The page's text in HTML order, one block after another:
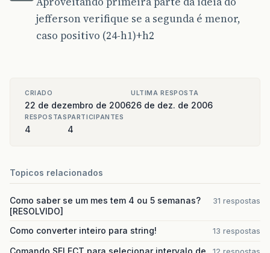
jefferson verifique se a segunda é menor,
caso positivo (24-h1)+h2
CRIADO
22 de dezembro de 2006
ULTIMA RESPOSTA
26 de dez. de 2006
RESPOSTAS
4
PARTICIPANTES
4
Topicos relacionados
Como saber se um mes tem 4 ou 5 semanas?
[RESOLVIDO]
31 respostas
Como converter inteiro para string! 13 respostas
Comando SELECT para selecionar intervalo de